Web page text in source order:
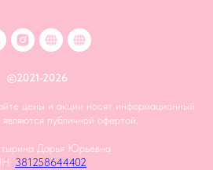
©2021-2026
цены и акции носят информационный
публичной офертой.
Дарья Юрьевна
381258644402